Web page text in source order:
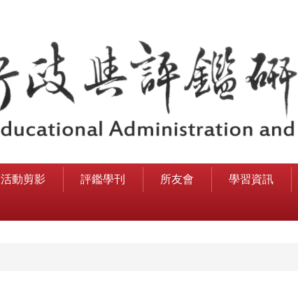
活動剪影 評鑑學刊 所友會 學習資訊